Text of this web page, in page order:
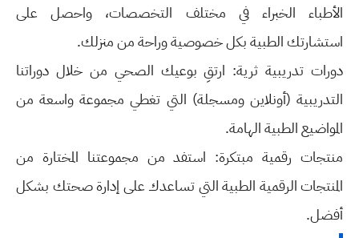
الأطباء الخبراء في مختلف التخصصات، واحصل على
استشارتك الطبية بكل خصوصية وراحة من منزلك.
دورات تدريبية ثرية: ارتقِ بوعيك الصحي من خلال دوراتنا
التدريبية (أونلاين ومسجلة) التي تغطي مجموعة واسعة من
المواضيع الطبية الهامة.
منتجات رقمية مبتكرة: استفد من مجموعتنا المختارة من
المنتجات الرقمية الطبية التي تساعدك على إدارة صحتك بشكل
أفضل.